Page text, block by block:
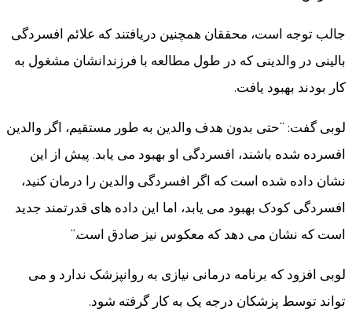
جالب توجه است، محققان همچنین دریافتند که علائم افسردگی
بالینی در والدینی که در طول مطالعه با فرزندانشان مشغول به
کار بودند بهبود یافت.
لوبی گفت: “حتی بدون هدف والدین به طور مستقیم، اگر والدین
افسرده شده باشند، افسردگی او بهبود می یابد. پیش از این
نشان داده شده است که اگر افسردگی والدین را درمان کنید،
افسردگی کودک بهبود می یابد، اما این داده های قدرتمند جدید
است که نشان می دهد که معکوس نیز صادق است.”
لوبی افزود که برنامه درمانی نیازی به روانپزشک ندارد و می
تواند توسط پزشکان درجه یک به کار گرفته شود.